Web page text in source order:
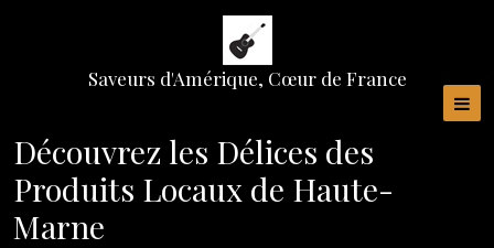
Saveurs d'Amérique, Cœur de France
Découvrez les Délices des
Produits Locaux de Haute-
Marne